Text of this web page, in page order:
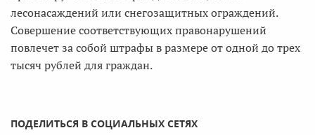
лесонасаждений или снегозащитных ограждений.
Совершение соответствующих правонарушений
повлечет за собой штрафы в размере от одной до трех
тысяч рублей для граждан.
ПОДЕЛИТЬСЯ В СОЦИАЛЬНЫХ СЕТЯХ